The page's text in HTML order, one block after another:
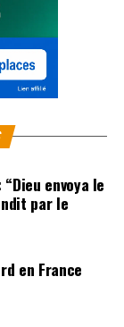
envoya le
par le
en France